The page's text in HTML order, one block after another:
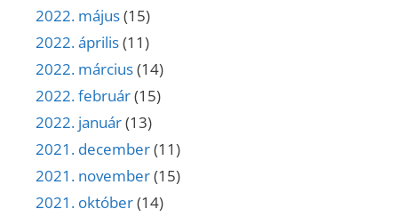
2022. május(15)
2022. április(11)
2022. március(14)
2022. február(15)
2022. január(13)
2021. december(11)
2021. november(15)
2021. október(14)